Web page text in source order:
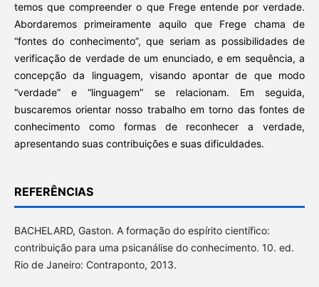
temos que compreender o que Frege entende por verdade.
Abordaremos primeiramente aquilo que Frege chama de
“fontes do conhecimento”, que seriam as possibilidades de
verificação de verdade de um enunciado, e em sequência, a
concepção da linguagem, visando apontar de que modo
“verdade” e “linguagem” se relacionam. Em seguida,
buscaremos orientar nosso trabalho em torno das fontes de
conhecimento como formas de reconhecer a verdade,
apresentando suas contribuições e suas dificuldades.
REFERÊNCIAS
BACHELARD, Gaston. A formação do espírito científico:
contribuição para uma psicanálise do conhecimento. 10. ed.
Rio de Janeiro: Contraponto, 2013.